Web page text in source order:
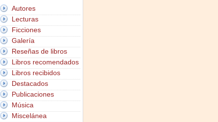
Autores
Lecturas
Ficciones
Galería
Reseñas de libros
Libros recomendados
Libros recibidos
Destacados
Publicaciones
Música
Miscelánea